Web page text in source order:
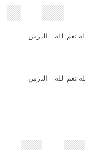
نعم الله – الدرس
نعم الله – الدرس